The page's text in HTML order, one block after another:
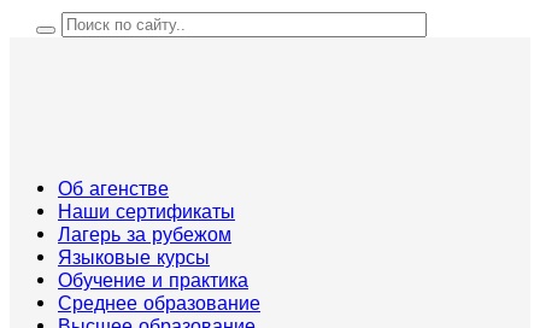
Об агенстве
Наши сертификаты
Лагерь за рубежом
Языковые курсы
Обучение и практика
Среднее образование